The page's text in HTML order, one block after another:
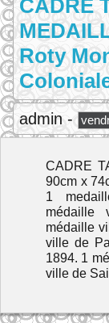
CADRE
Roty
admin -
CADRE
90cm x
1
médaille
médaille
ville de
1894. 1
ville de